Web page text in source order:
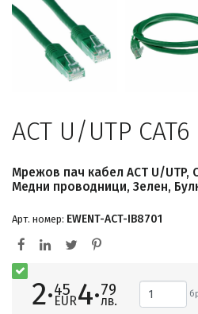
ACT U/UTP CAT6
Мрежов пач кабел ACT U/UTP,
Медни проводници, Зелен,
Арт. номер: EWENT-ACT-IB8701
2·45
EUR4·79
лв.